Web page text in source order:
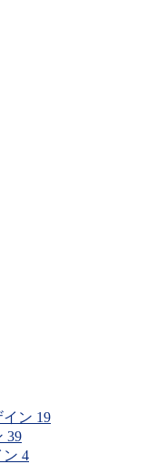
イン 19
39
ン 4